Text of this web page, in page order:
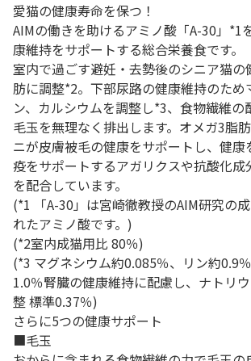
愛猫の健康寿命を保つ！
AIMの働きを助けるアミノ酸「A-30」*1
康維持をサポートする総合栄養食です。
室内で過ごす避妊・去勢後のシニア猫の
肪に調整*2。下部尿路の健康維持のため
ン、カルシウムを調整し*3、食物繊維の
毛玉を無理なく排出します。オメガ3脂
ニが皮膚被毛の健康をサポートし、健
疫をサポートするアガリクスや抗酸化成
を配合しています。
(*1 「A-30」は宮崎徹教授のAIM研究の
れたアミノ酸です。)
(*2室内成猫用比 80％)
(*3 マグネシウム約0.085％、リン約0.9
1.0％腎臓の健康維持に配慮し、ナトリ
整 標準0.37％)
さらに5つの健康サポート
■毛玉